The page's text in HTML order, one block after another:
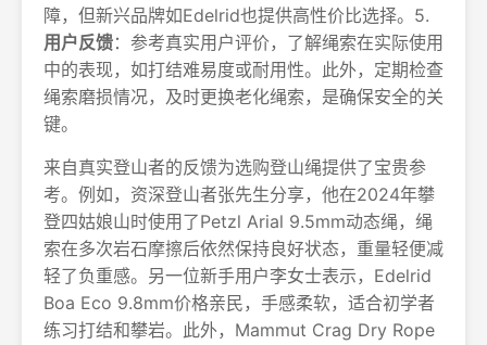
障，但新兴品牌如Edelrid也提供高性价比选择。5.
用户反馈：参考真实用户评价，了解绳索在实际使用
中的表现，如打结难易度或耐用性。此外，定期检查
绳索磨损情况，及时更换老化绳索，是确保安全的关
键。
来自真实登山者的反馈为选购登山绳提供了宝贵参
考。例如，资深登山者张先生分享，他在2024年攀
登四姑娘山时使用了Petzl Arial 9.5mm动态绳，绳
索在多次岩石摩擦后依然保持良好状态，重量轻便减
轻了负重感。另一位新手用户李女士表示，Edelrid
Boa Eco 9.8mm价格亲民，手感柔软，适合初学者
练习打结和攀岩。此外，Mammut Crag Dry Rope